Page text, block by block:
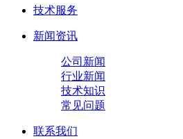
技术服务
新闻资讯
公司新闻
行业新闻
技术知识
常见问题
联系我们